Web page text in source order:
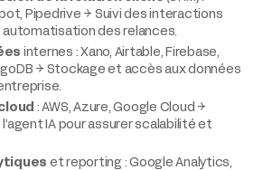
Pipedrive → Suivi des interactions
des relances.
internes : Xano, Airtable, Firebase,
→ Stockage et accès aux données
: AWS, Azure, Google Cloud →
IA pour assurer scalabilité et
et reporting : Google Analytics,